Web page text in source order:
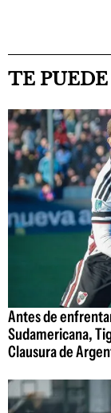
TE
Antes de
Sudamericana,
Clausura de